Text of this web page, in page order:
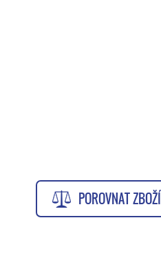
POROVNAT ZBOŽÍ